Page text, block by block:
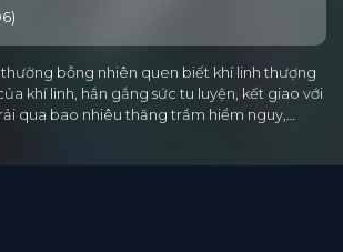
bỗng nhiên quen biết khí linh thượng
khí linh, hắn gắng sức tu luyện, kết giao với
qua bao nhiêu thăng trầm hiểm nguy,…